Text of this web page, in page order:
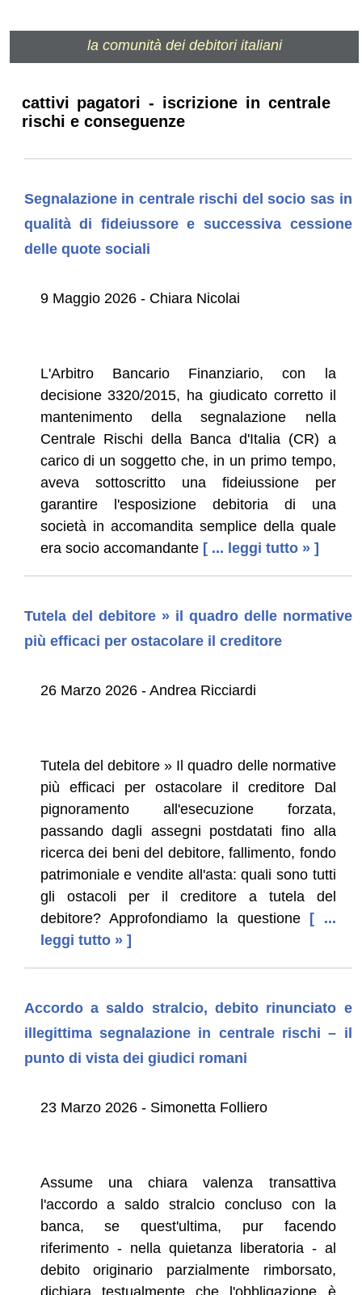
la comunità dei debitori italiani
cattivi pagatori - iscrizione in centrale
rischi e conseguenze
Segnalazione in centrale rischi del socio sas in
qualità di fideiussore e successiva cessione
delle quote sociali
9 Maggio 2026 - Chiara Nicolai
L'Arbitro Bancario Finanziario, con la
decisione 3320/2015, ha giudicato corretto il
mantenimento della segnalazione nella
Centrale Rischi della Banca d'Italia (CR) a
carico di un soggetto che, in un primo tempo,
aveva sottoscritto una fideiussione per
garantire l'esposizione debitoria di una
società in accomandita semplice della quale
era socio accomandante [ ... leggi tutto » ]
Tutela del debitore » il quadro delle normative
più efficaci per ostacolare il creditore
26 Marzo 2026 - Andrea Ricciardi
Tutela del debitore » Il quadro delle normative
più efficaci per ostacolare il creditore Dal
pignoramento all'esecuzione forzata,
passando dagli assegni postdatati fino alla
ricerca dei beni del debitore, fallimento, fondo
patrimoniale e vendite all'asta: quali sono tutti
gli ostacoli per il creditore a tutela del
debitore? Approfondiamo la questione
[ ...
leggi tutto » ]
Accordo a saldo stralcio, debito rinunciato e
illegittima segnalazione in centrale rischi – il
punto di vista dei giudici romani
23 Marzo 2026 - Simonetta Folliero
Assume una chiara valenza transattiva
l'accordo a saldo stralcio concluso con la
banca, se quest'ultima, pur facendo
riferimento - nella quietanza liberatoria - al
debito originario parzialmente rimborsato,
dichiara testualmente che l'obbligazione è